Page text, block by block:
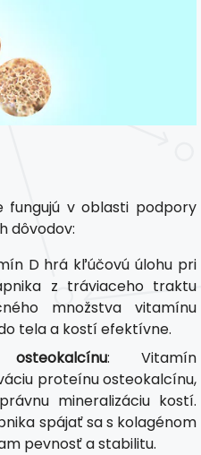
v oblasti podpory
dôvodov:
D hrá kľúčovú úlohu pri
z tráviaceho traktu
množstva vitamínu
tela a kostí efektívne.
: Vitamín
proteínu osteokalcínu,
mineralizáciu kostí.
spájať sa s kolagénom
pevnosť a stabilitu.